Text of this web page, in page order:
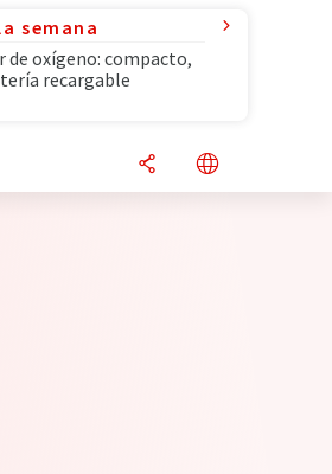
semana
oxígeno: compacto,
recargable